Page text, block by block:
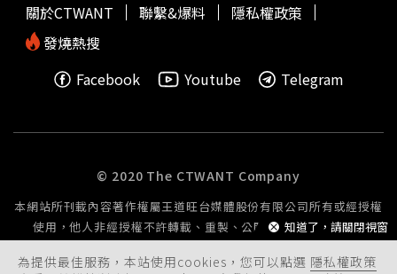
會檢查成果，看著希旺用自己的聲音在講話，會有種很奇怪
的感覺，甚至有點生氣好像偷了她的聲音，但很滿意這次的
要詮釋郝野人家族的女兒棠棠這個角色，Lulu表示一聽到
喜，尤其喜歡嘗試新的東西，勇於冒險不怕挫折，這點和她
的個性很相似，甚至是聲線都很相近，難怪這次配音很快就
配完，讓她非常有成就感。此外，為了這次的配音工作，她
還捨棄了平時最愛的冰品飲料，整整一個月都只喝溫熱水來
潤喉，就為了讓聲音能保持在最好的狀態，由於每次進錄音
為提供最佳服務，本站使用cookies，您可以點選 隱私權政策
知道了，請關閉視窗
關於CTWANT 聯繫&爆料
隱私權政策
發燒熱搜
Facebook
Youtube Telegram
© 2020 The CTWANT Company
本網站所刊載內容著作權屬王道旺台媒體股份有限公司所有或經授權
使用，他人非經授權不許轉載、重製、公開播送或公開傳輸。